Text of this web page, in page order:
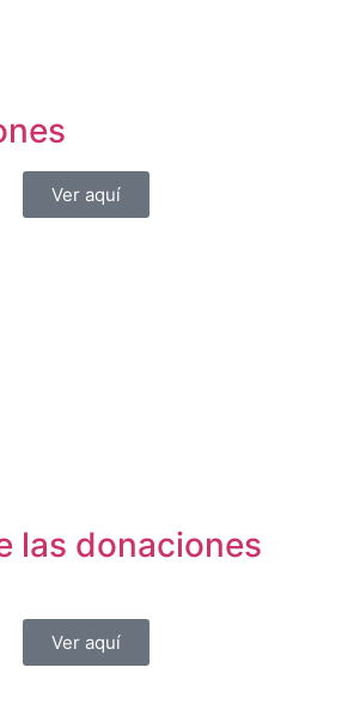
Ver aquí
las donaciones
Ver aquí